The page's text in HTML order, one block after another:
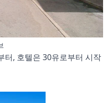
터, 호텔은 30유로부터 시작